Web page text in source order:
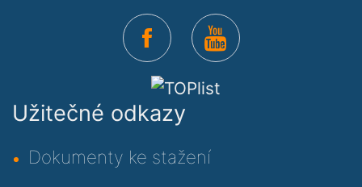
Užitečné odkazy
Dokumenty ke stažení